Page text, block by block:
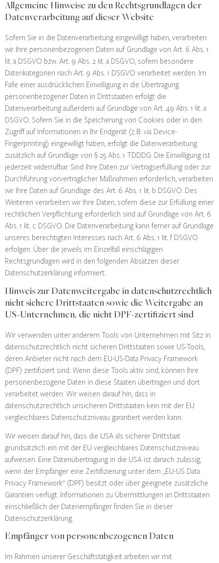
Allgemeine Hinweise zu den Rechtsgrundlagen der
Datenverarbeitung auf dieser Website
Sofern Sie in die Datenverarbeitung eingewilligt haben, verarbeiten
wir Ihre personenbezogenen Daten auf Grundlage von Art. 6 Abs. 1
lit. a DSGVO bzw. Art. 9 Abs. 2 lit. a DSGVO, sofern besondere
Datenkategorien nach Art. 9 Abs. 1 DSGVO verarbeitet werden. Im
Falle einer ausdrücklichen Einwilligung in die Übertragung
personenbezogener Daten in Drittstaaten erfolgt die
Datenverarbeitung außerdem auf Grundlage von Art. 49 Abs. 1 lit. a
DSGVO. Sofern Sie in die Speicherung von Cookies oder in den
Zugriff auf Informationen in Ihr Endgerät (z. B. via Device-
Fingerprinting) eingewilligt haben, erfolgt die Datenverarbeitung
zusätzlich auf Grundlage von § 25 Abs. 1 TDDDG. Die Einwilligung ist
jederzeit widerrufbar. Sind Ihre Daten zur Vertragserfüllung oder zur
Durchführung vorvertraglicher Maßnahmen erforderlich, verarbeiten
wir Ihre Daten auf Grundlage des Art. 6 Abs. 1 lit. b DSGVO. Des
Weiteren verarbeiten wir Ihre Daten, sofern diese zur Erfüllung einer
rechtlichen Verpflichtung erforderlich sind auf Grundlage von Art. 6
Abs. 1 lit. c DSGVO. Die Datenverarbeitung kann ferner auf Grundlage
unseres berechtigten Interesses nach Art. 6 Abs. 1 lit. f DSGVO
erfolgen. Über die jeweils im Einzelfall einschlägigen
Rechtsgrundlagen wird in den folgenden Absätzen dieser
Datenschutzerklärung informiert.
Hinweis zur Datenweitergabe in datenschutzrechtlich
nicht sichere Drittstaaten sowie die Weitergabe an
US-Unternehmen, die nicht DPF-zertifiziert sind
Wir verwenden unter anderem Tools von Unternehmen mit Sitz in
datenschutzrechtlich nicht sicheren Drittstaaten sowie US-Tools,
deren Anbieter nicht nach dem EU-US-Data Privacy Framework
(DPF) zertifiziert sind. Wenn diese Tools aktiv sind, können Ihre
personenbezogene Daten in diese Staaten übertragen und dort
verarbeitet werden. Wir weisen darauf hin, dass in
datenschutzrechtlich unsicheren Drittstaaten kein mit der EU
vergleichbares Datenschutzniveau garantiert werden kann.
Wir weisen darauf hin, dass die USA als sicherer Drittstaat
grundsätzlich ein mit der EU vergleichbares Datenschutzniveau
aufweisen. Eine Datenübertragung in die USA ist danach zulässig,
wenn der Empfänger eine Zertifizierung unter dem „EU-US Data
Privacy Framework“ (DPF) besitzt oder über geeignete zusätzliche
Garantien verfügt. Informationen zu Übermittlungen an Drittstaaten
einschließlich der Datenempfänger finden Sie in dieser
Datenschutzerklärung.
Empfänger von personenbezogenen Daten
Im Rahmen unserer Geschäftstätigkeit arbeiten wir mit